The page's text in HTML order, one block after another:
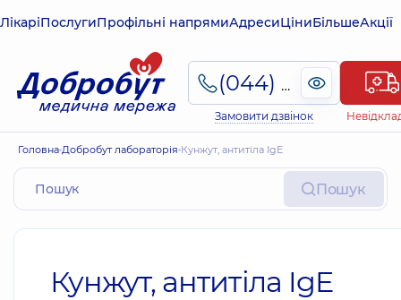
ЛікаріПослугиПрофільні напрямиАдресиЦіниБільшеАкції
(044) 495-2-888
Замовити дзвінок
Головна Добробут лабораторія Кунжут, антитіла IgE
Пошук
Кунжут, антитіла IgE